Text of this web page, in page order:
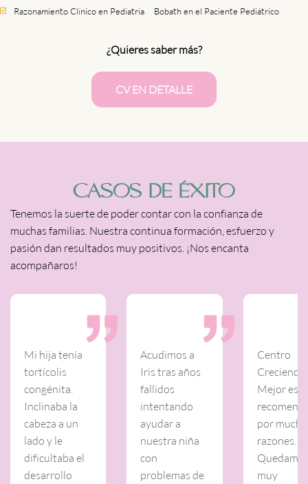
Razonamiento Clínico en Pediatría
Bobath en el Paciente Pediátrico
¿Quieres saber más?
CV EN DETALLE
CASOS DE ÉXITO
Tenemos la suerte de poder contar con la confianza de
muchas familias. Nuestra continua formación, esfuerzo y
pasión dan resultados muy positivos. ¡Nos encanta
acompañaros!
Mi hija tenía
tortícolis
congénita.
Inclinaba la
cabeza a un
lado y le
dificultaba el
desarrollo
Acudimos a
Iris tras años
fallidos
intentando
ayudar a
nuestra niña
con
problemas de
Centro
Creciendo
Mejor es
por
razones.
muy